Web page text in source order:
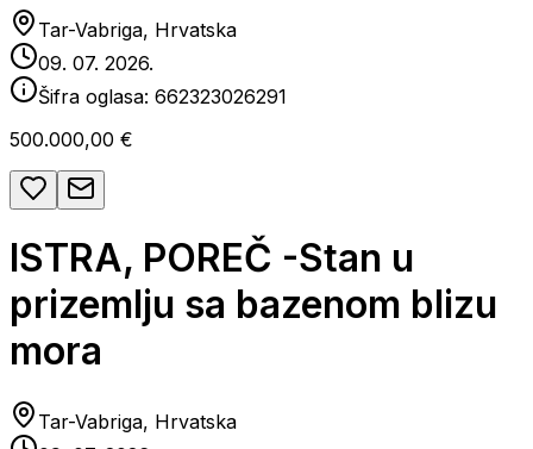
Tar-Vabriga, Hrvatska
09. 07. 2026.
Šifra oglasa: 662323026291
500.000,00 €
ISTRA, POREČ -Stan u
prizemlju sa bazenom blizu
mora
Tar-Vabriga, Hrvatska